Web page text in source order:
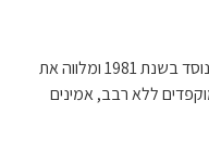
משרד עורכי דין אהרון-קאופמן נוסד בשנת 1981 ומלווה את
ללא רבב, אמינים